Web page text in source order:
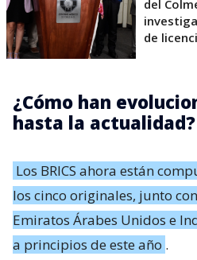
del
de
¿Cómo han
hasta la actualidad?
Los BRICS ahora están
los cinco originales, junto
Emiratos Árabes Unidos e
a principios de este año .